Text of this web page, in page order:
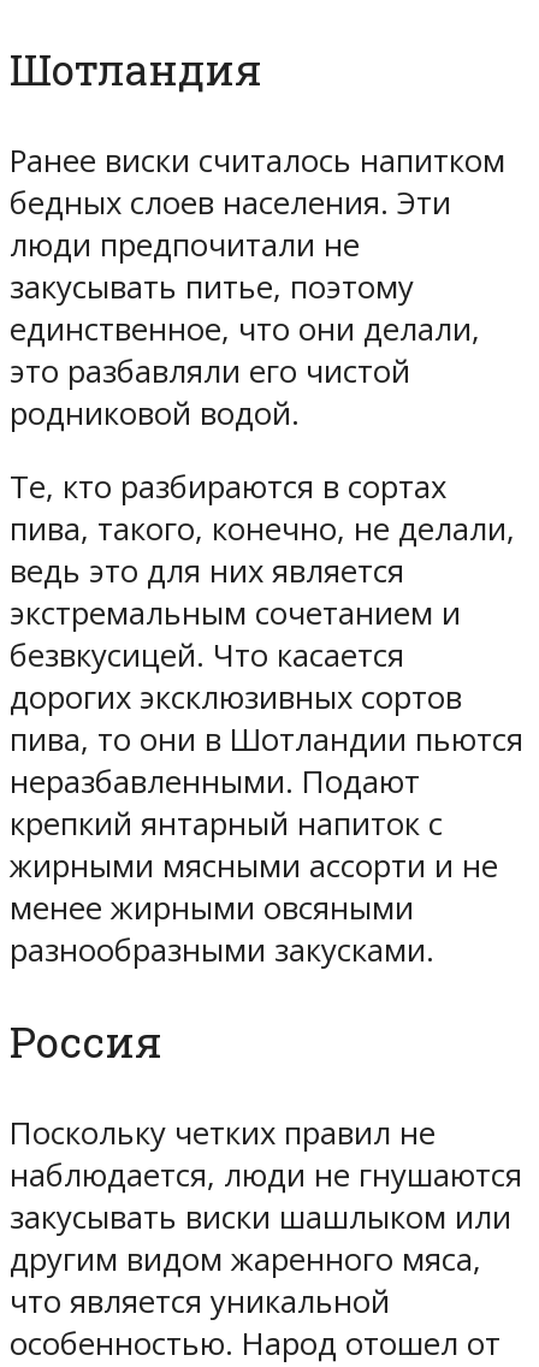
Шотландия
Ранее виски считалось напитком
бедных слоев населения. Эти
люди предпочитали не
закусывать питье, поэтому
единственное, что они делали,
это разбавляли его чистой
родниковой водой.
Те, кто разбираются в сортах
пива, такого, конечно, не делали,
ведь это для них является
экстремальным сочетанием и
безвкусицей. Что касается
дорогих эксклюзивных сортов
пива, то они в Шотландии пьются
неразбавленными. Подают
крепкий янтарный напиток с
жирными мясными ассорти и не
менее жирными овсяными
разнообразными закусками.
Россия
Поскольку четких правил не
наблюдается, люди не гнушаются
закусывать виски шашлыком или
другим видом жаренного мяса,
что является уникальной
особенностью. Народ отошел от